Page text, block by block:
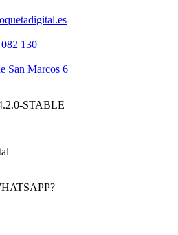
130
San Marcos 6
STABLE